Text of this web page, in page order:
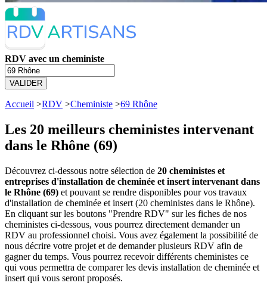
RDV avec un cheministe
VALIDER
Accueil >RDV >Cheministe >69 Rhône
Les 20 meilleurs cheministes intervenant
dans le Rhône (69)
Découvrez ci-dessous notre sélection de 20 cheministes et
entreprises d'installation de cheminée et insert intervenant dans
le Rhône (69) et pouvant se rendre disponibles pour vos travaux
d'installation de cheminée et insert (20 cheministes dans le Rhône).
En cliquant sur les boutons "Prendre RDV" sur les fiches de nos
cheministes ci-dessous, vous pourrez directement demander un
RDV au professionnel choisi. Vous avez également la possibilité de
nous décrire votre projet et de demander plusieurs RDV afin de
gagner du temps. Vous pourrez recevoir différents cheministes ce
qui vous permettra de comparer les devis installation de cheminée et
insert qui vous seront proposés.